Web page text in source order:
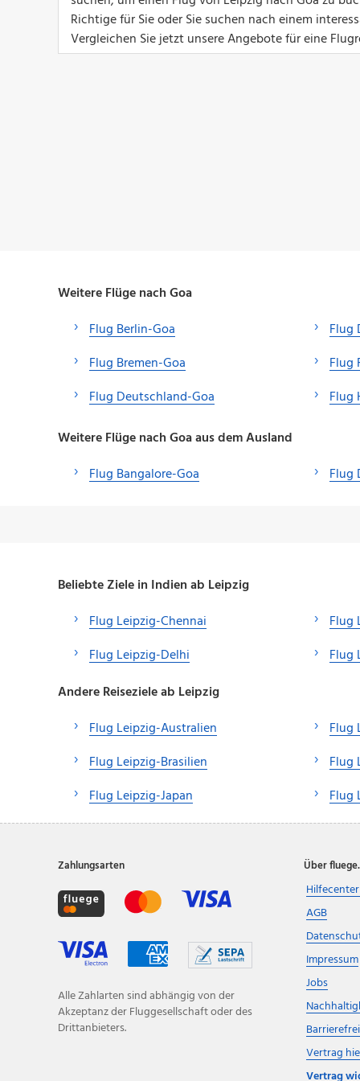
Richtige für Sie oder Sie suchen nach einem
Vergleichen Sie jetzt unsere Angebote für eine
Weitere Flüge nach Goa
Flug Berlin-Goa
Flug Bremen-Goa
Flug Deutschland-Goa
Flug
Flug
Flug
Weitere Flüge nach Goa aus dem Ausland
Flug Bangalore-Goa
Flug
Beliebte Ziele in Indien ab Leipzig
Flug Leipzig-Chennai
Flug Leipzig-Delhi
Flug
Flug
Andere Reiseziele ab Leipzig
Flug Leipzig-Australien
Flug Leipzig-Brasilien
Flug Leipzig-Japan
Flug
Flug
Flug